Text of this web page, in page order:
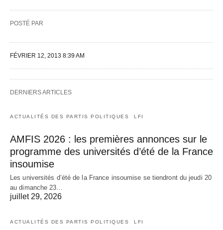
POSTÉ PAR
FÉVRIER 12, 2013 8:39 AM
DERNIERS ARTICLES
ACTUALITÉS DES PARTIS POLITIQUES LFI
AMFIS 2026 : les premières annonces sur le
programme des universités d’été de la France
insoumise
Les universités d’été de la France insoumise se tiendront du jeudi 20
au dimanche 23…
juillet 29, 2026
ACTUALITÉS DES PARTIS POLITIQUES LFI